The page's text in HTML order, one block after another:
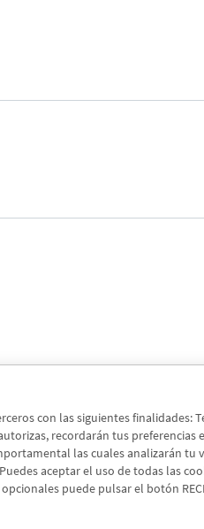
con las siguientes finalidades:
recordarán tus
las cuales analizarán
aceptar el uso de todas las
puede pulsar el botón